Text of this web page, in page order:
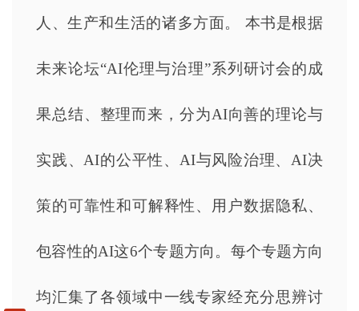
人、生产和生活的诸多方面。 本书是根据
未来论坛“AI伦理与治理”系列研讨会的成
果总结、整理而来，分为AI向善的理论与
实践、AI的公平性、AI与风险治理、AI决
策的可靠性和可解释性、用户数据隐私、
包容性的AI这6个专题方向。每个专题方向
均汇集了各领域中一线专家经充分思辨讨